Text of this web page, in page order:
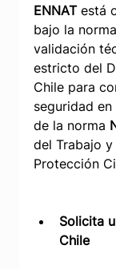
ENNAT está
bajo la
validación
estricto del
Chile para
seguridad
de la norma
del Trabajo y
Protección
Solicita
Chile